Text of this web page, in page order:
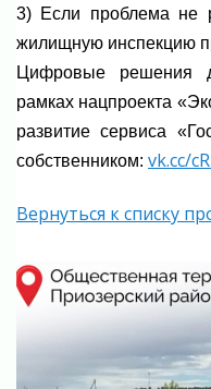
3) Если проблема не
жилищную инспекцию
Цифровые решения
рамках нацпроекта
развитие сервиса
собственником: vk.cc/
Вернуться к списку